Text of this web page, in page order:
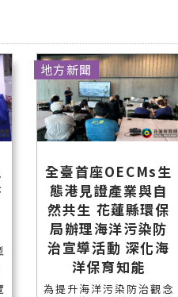
全臺首座OECMs生
態港見證產業與自
然共生 花蓮縣環保
局辦理海洋污染防
治宣導活動 深化海
洋保育知能
為提升海洋污染防治觀念
地方新聞